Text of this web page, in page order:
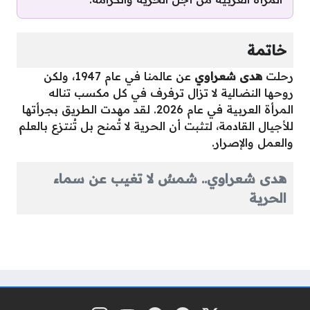
خاتمة
رحلت هدى شعراوي
عن عالمنا في عام 1947، ولكن
روحها النضالية لا تزال ترفرف في كل مكسب تناله
المرأة العربية في عام 2026. لقد مهدت الطريق بجرأتها
للأجيال القادمة، لتثبت أن الحرية لا تُمنح بل تُنتزع بالعلم
والعمل والإصرار.
هدى شعراوي.. شمسٌ لا تغيب عن سماء
الحرية